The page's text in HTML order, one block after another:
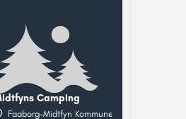
Camping
Faaborg-Midtfyn Kommune